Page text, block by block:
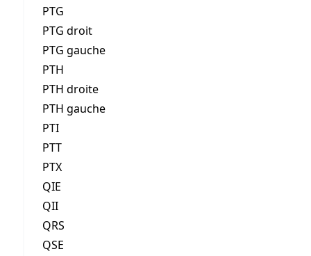
PTG
PTG droit
PTG gauche
PTH
PTH droite
PTH gauche
PTI
PTT
PTX
QIE
QII
QRS
QSE